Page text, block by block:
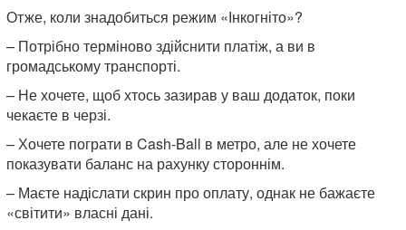
Отже, коли знадобиться режим «Інкогніто»?
– Потрібно терміново здійснити платіж, а ви в
громадському транспорті.
– Не хочете, щоб хтось зазирав у ваш додаток, поки
чекаєте в черзі.
– Хочете пограти в Cash-Ball в метро, але не хочете
показувати баланс на рахунку стороннім.
– Маєте надіслати скрин про оплату, однак не бажаєте
«світити» власні дані.